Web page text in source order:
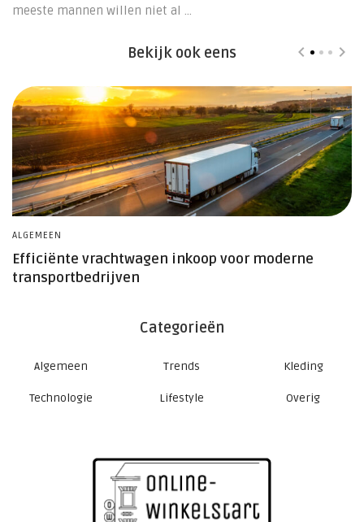
meeste mannen willen niet al ...
Bekijk ook eens
ALGEMEEN
Efficiënte vrachtwagen inkoop voor moderne
transportbedrijven
Categorieën
Algemeen Trends Kleding
Technologie Lifestyle Overig